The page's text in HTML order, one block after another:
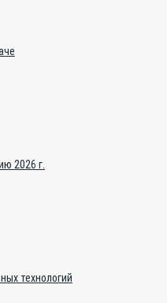
2026 г.
технологий